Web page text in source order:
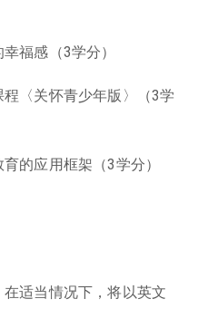
福感（3学分）
〈关怀青少年版〉（3学
的应用框架（3学分）
适当情况下，将以英文